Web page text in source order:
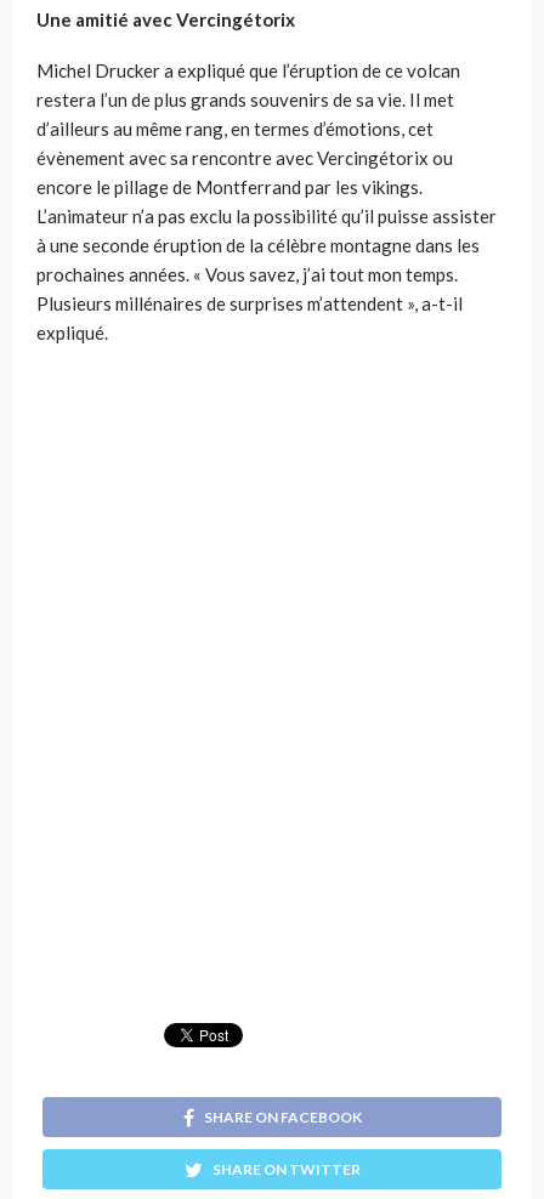
Une amitié avec Vercingétorix
Michel Drucker a expliqué que l’éruption de ce volcan
restera l’un de plus grands souvenirs de sa vie. Il met
d’ailleurs au même rang, en termes d’émotions, cet
évènement avec sa rencontre avec Vercingétorix ou
encore le pillage de Montferrand par les vikings.
L’animateur n’a pas exclu la possibilité qu’il puisse assister
à une seconde éruption de la célèbre montagne dans les
prochaines années. « Vous savez, j’ai tout mon temps.
Plusieurs millénaires de surprises m’attendent », a-t-il
expliqué.
SHARE ON FACEBOOK
SHARE ON TWITTER